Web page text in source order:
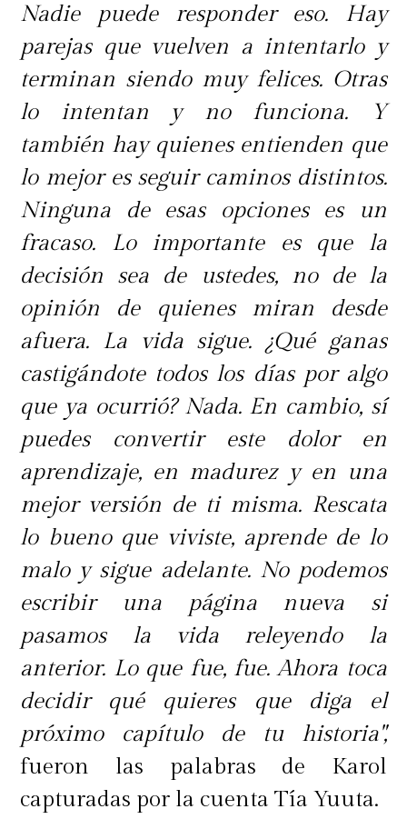
Nadie puede responder eso. Hay
parejas que vuelven a intentarlo y
terminan siendo muy felices. Otras
lo intentan y no funciona. Y
también hay quienes entienden que
lo mejor es seguir caminos distintos.
Ninguna de esas opciones es un
fracaso. Lo importante es que la
decisión sea de ustedes, no de la
opinión de quienes miran desde
afuera. La vida sigue. ¿Qué ganas
castigándote todos los días por algo
que ya ocurrió? Nada. En cambio, sí
puedes convertir este dolor en
aprendizaje, en madurez y en una
mejor versión de ti misma. Rescata
lo bueno que viviste, aprende de lo
malo y sigue adelante. No podemos
escribir una página nueva si
pasamos la vida releyendo la
anterior. Lo que fue, fue. Ahora toca
decidir qué quieres que diga el
próximo capítulo de tu historia",
fueron las palabras de Karol
capturadas por la cuenta Tía Yuuta.